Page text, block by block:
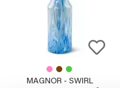
MAGNOR - SWIRL